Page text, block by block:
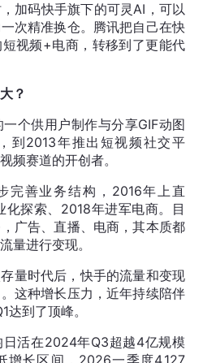
加码快手旗下的可灵AI，可以
次精准换仓。腾讯把自己在快
视频+电商，转移到了更能代
？
个供用户制作与分享GIF动图
到2013年推出短视频社交平
频赛道的开创者。
完善业务结构，2016年上直
化探索、2018年进军电商。目
广告、直播、电商，其本质都
量进行变现。
量时代后，快手的流量和变现
这种增长压力，近年持续陪伴
到了顶峰。
日活在2024年Q3超越4亿规模
增长区间，2026一季度4.127